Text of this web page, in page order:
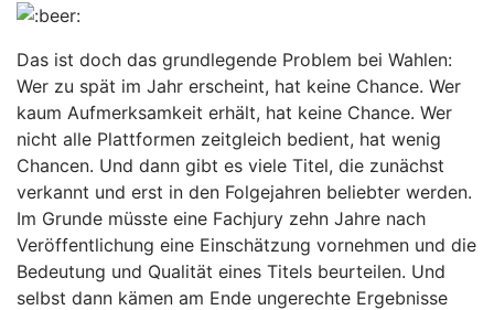
Das ist doch das grundlegende Problem bei Wahlen:
Wer zu spät im Jahr erscheint, hat keine Chance. Wer
kaum Aufmerksamkeit erhält, hat keine Chance. Wer
nicht alle Plattformen zeitgleich bedient, hat wenig
Chancen. Und dann gibt es viele Titel, die zunächst
verkannt und erst in den Folgejahren beliebter werden.
Im Grunde müsste eine Fachjury zehn Jahre nach
Veröffentlichung eine Einschätzung vornehmen und die
Bedeutung und Qualität eines Titels beurteilen. Und
selbst dann kämen am Ende ungerechte Ergebnisse